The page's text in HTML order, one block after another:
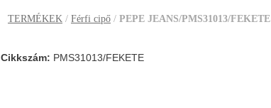
TERMÉKEK / Férfi cipő / PEPE JEANS/PMS31013/FEKETE
Cikkszám: PMS31013/FEKETE